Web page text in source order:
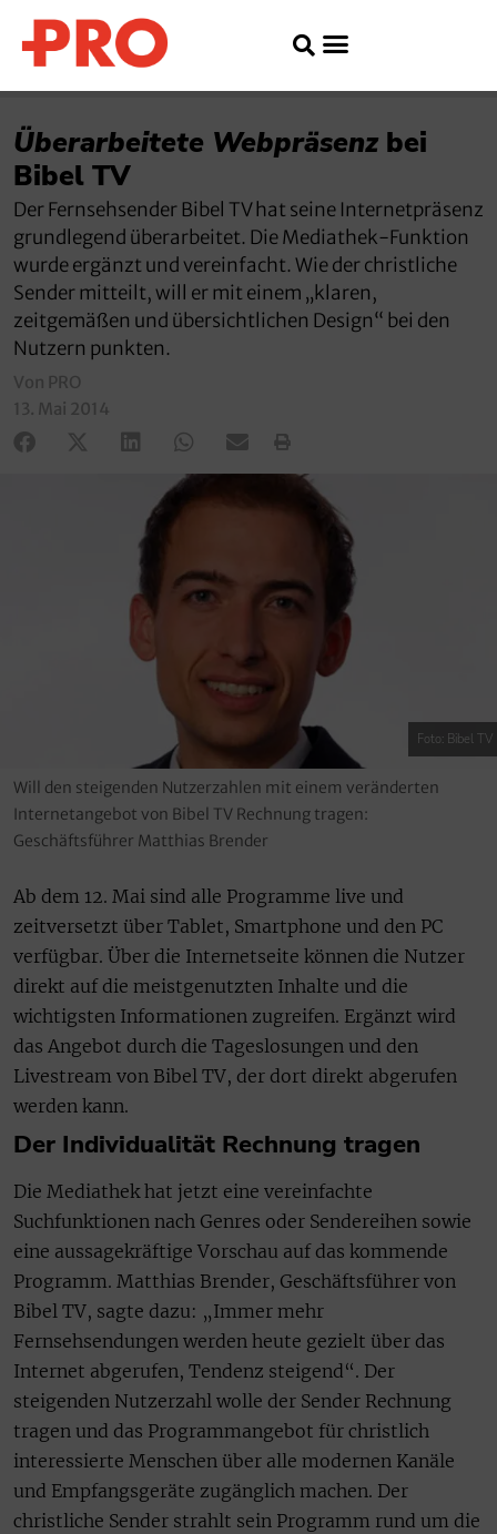
Überarbeitete Webpräsenz bei
Bibel TV
Der Fernsehsender Bibel TV hat seine Internetpräsenz
grundlegend überarbeitet. Die Mediathek-Funktion
wurde ergänzt und vereinfacht. Wie der christliche
Sender mitteilt, will er mit einem „klaren,
zeitgemäßen und übersichtlichen Design“ bei den
Nutzern punkten.
Von PRO
13. Mai 2014
Foto: Bibel TV
Will den steigenden Nutzerzahlen mit einem veränderten
Internetangebot von Bibel TV Rechnung tragen:
Geschäftsführer Matthias Brender
Ab dem 12. Mai sind alle Programme live und
zeitversetzt über Tablet, Smartphone und den PC
verfügbar. Über die Internetseite können die Nutzer
direkt auf die meistgenutzten Inhalte und die
wichtigsten Informationen zugreifen. Ergänzt wird
das Angebot durch die Tageslosungen und den
Livestream von Bibel TV, der dort direkt abgerufen
werden kann.
Der Individualität Rechnung tragen
Die Mediathek hat jetzt eine vereinfachte
Suchfunktionen nach Genres oder Sendereihen sowie
eine aussagekräftige Vorschau auf das kommende
Programm. Matthias Brender, Geschäftsführer von
Bibel TV, sagte dazu: „Immer mehr
Fernsehsendungen werden heute gezielt über das
Internet abgerufen, Tendenz steigend“. Der
steigenden Nutzerzahl wolle der Sender Rechnung
tragen und das Programmangebot für christlich
interessierte Menschen über alle modernen Kanäle
und Empfangsgeräte zugänglich machen. Der
christliche Sender strahlt sein Programm rund um die